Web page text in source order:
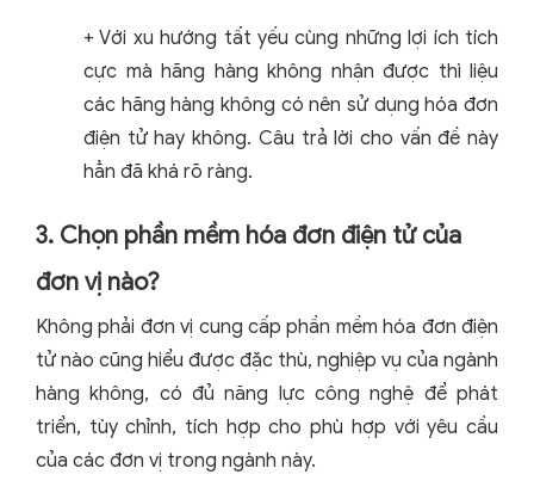
+ Với xu hướng tất yếu cùng những lợi ích tích
cực mà hãng hàng không nhận được thì liệu
các hãng hàng không có nên sử dụng hóa đơn
điện tử hay không. Câu trả lời cho vấn đề này
hẳn đã khá rõ ràng.
3. Chọn phần mềm hóa đơn điện tử của
đơn vị nào?
Không phải đơn vị cung cấp phần mềm hóa đơn điện
tử nào cũng hiểu được đặc thù, nghiệp vụ của ngành
hàng không, có đủ năng lực công nghệ để phát
triển, tùy chỉnh, tích hợp cho phù hợp với yêu cầu
của các đơn vị trong ngành này.